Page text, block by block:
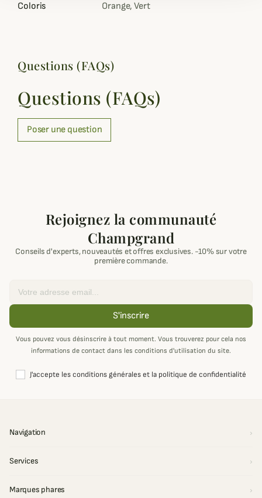
Coloris Orange, Vert
Questions (FAQs)
Questions (FAQs)
Poser une question
Rejoignez la communauté
Champgrand
Conseils d'experts, nouveautés et offres exclusives. -10% sur votre
première commande.
S'inscrire
Vous pouvez vous désinscrire à tout moment. Vous trouverez pour cela nos
informations de contact dans les conditions d'utilisation du site.
J'accepte les conditions générales et la politique de confidentialité
Navigation
Services
Marques phares